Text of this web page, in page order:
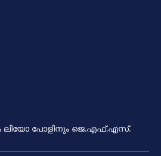
ലിയോ പോളിനും ജെ.എഫ്.എസ്.